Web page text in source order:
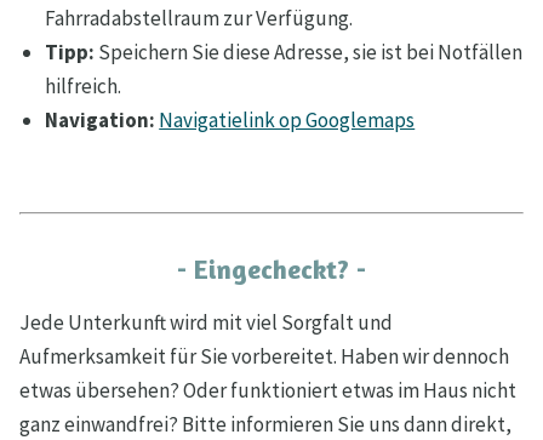
Fahrradabstellraum zur Verfügung.
Tipp: Speichern Sie diese Adresse, sie ist bei Notfällen
hilfreich.
Navigation: Navigatielink op Googlemaps
- Eingecheckt? -
Jede Unterkunft wird mit viel Sorgfalt und
Aufmerksamkeit für Sie vorbereitet. Haben wir dennoch
etwas übersehen? Oder funktioniert etwas im Haus nicht
ganz einwandfrei? Bitte informieren Sie uns dann direkt,